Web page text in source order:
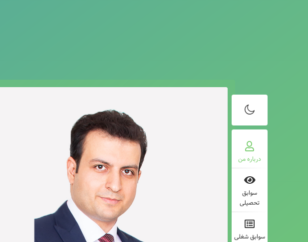
درباره من
سوابق
تحصیلی
سوابق شغلی